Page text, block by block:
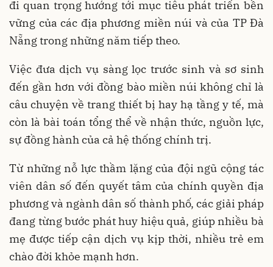
đi quan trọng hướng tới mục tiêu phát triển bền
vững của các địa phương miền núi và của TP Đà
Nẵng trong những năm tiếp theo.
Việc đưa dịch vụ sàng lọc trước sinh và sơ sinh
đến gần hơn với đồng bào miền núi không chỉ là
câu chuyện về trang thiết bị hay hạ tầng y tế, mà
còn là bài toán tổng thể về nhận thức, nguồn lực,
sự đồng hành của cả hệ thống chính trị.
Từ những nỗ lực thầm lặng của đội ngũ cộng tác
viên dân số đến quyết tâm của chính quyền địa
phương và ngành dân số thành phố, các giải pháp
đang từng bước phát huy hiệu quả, giúp nhiều bà
mẹ được tiếp cận dịch vụ kịp thời, nhiều trẻ em
chào đời khỏe mạnh hơn.